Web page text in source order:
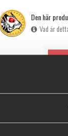
Den här
Vad är
varit lättare att